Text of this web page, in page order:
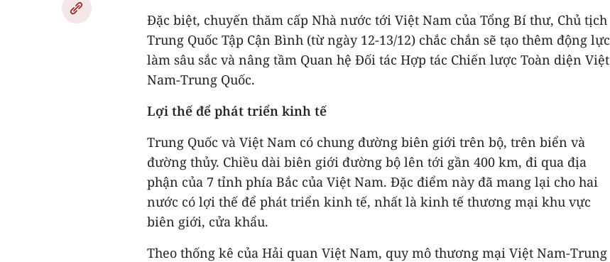
Đặc biệt, chuyến thăm cấp Nhà nước tới Việt Nam của Tổng Bí thư, Chủ tịch
Trung Quốc Tập Cận Bình (từ ngày 12-13/12) chắc chắn sẽ tạo thêm động lực
làm sâu sắc và nâng tầm Quan hệ Đối tác Hợp tác Chiến lược Toàn diện Việt
Nam-Trung Quốc.
Lợi thế để phát triển kinh tế
Trung Quốc và Việt Nam có chung đường biên giới trên bộ, trên biển và
đường thủy. Chiều dài biên giới đường bộ lên tới gần 400 km, đi qua địa
phận của 7 tỉnh phía Bắc của Việt Nam. Đặc điểm này đã mang lại cho hai
nước có lợi thế để phát triển kinh tế, nhất là kinh tế thương mại khu vực
biên giới, cửa khẩu.
Theo thống kê của Hải quan Việt Nam, quy mô thương mại Việt Nam-Trung